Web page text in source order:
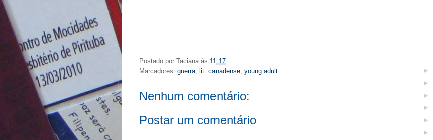
Postado por Taciana às 11:17
Marcadores: guerra, lit. canadense, young adult
Nenhum comentário:
Postar um comentário
►
►
►
►
►
►